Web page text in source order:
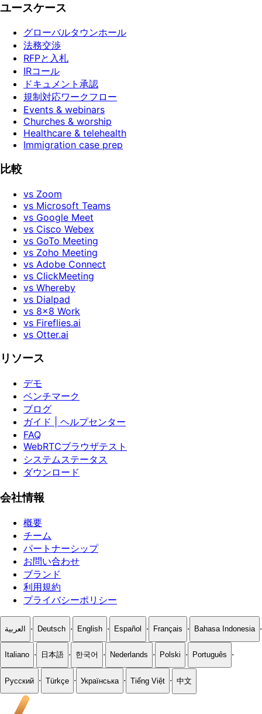
ユースケース
グローバルタウンホール
法務交渉
RFPと入札
IRコール
ドキュメント承認
規制対応ワークフロー
Events & webinars
Churches & worship
Healthcare & telehealth
Immigration case prep
比較
vs Zoom
vs Microsoft Teams
vs Google Meet
vs Cisco Webex
vs GoTo Meeting
vs Zoho Meeting
vs Adobe Connect
vs ClickMeeting
vs Whereby
vs Dialpad
vs 8x8 Work
vs Fireflies.ai
vs Otter.ai
リソース
デモ
ベンチマーク
ブログ
ガイド | ヘルプセンター
FAQ
WebRTCブラウザテスト
システムステータス
ダウンロード
会社情報
概要
チーム
パートナーシップ
お問い合わせ
ブランド
利用規約
プライバシーポリシー
العربية · Deutsch · English · Español · Français · Bahasa Indonesia ·
Italiano · 日本語 · 한국어 · Nederlands · Polski · Português ·
Русский · Türkçe · Українська · Tiếng Việt · 中文